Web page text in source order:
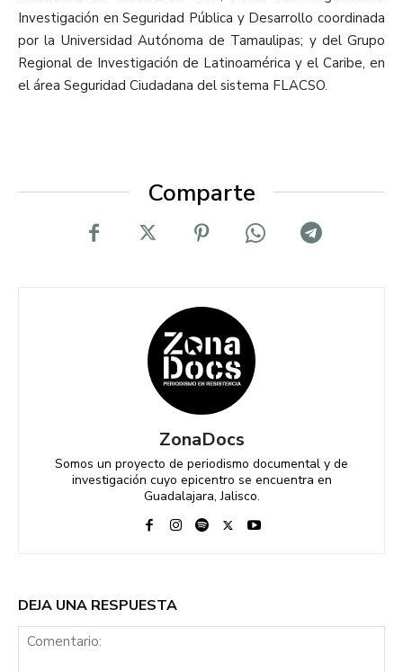
Investigación en Seguridad Pública y Desarrollo coordinada
por la Universidad Autónoma de Tamaulipas; y del Grupo
Regional de Investigación de Latinoamérica y el Caribe, en
el área Seguridad Ciudadana del sistema FLACSO.
Comparte
ZonaDocs
Somos un proyecto de periodismo documental y de
investigación cuyo epicentro se encuentra en
Guadalajara, Jalisco.
DEJA UNA RESPUESTA